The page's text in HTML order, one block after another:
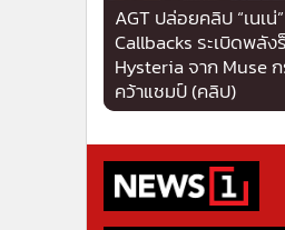
AGT ปล่อยคลิป “เนเน่
Callbacks ระเบิดพลั
Hysteria จาก Muse
คว้าแชมป์ (คลิป)